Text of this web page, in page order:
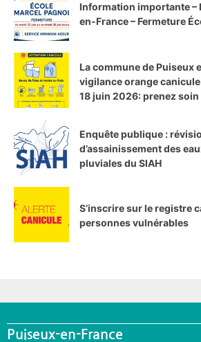
Information importante –
en-France – Fermeture
La commune de Puiseux
vigilance orange
18 juin 2026: prenez soin
Enquête publique :
d’assainissement des
pluviales du SIAH
S’inscrire sur le registre
personnes vulnérables
Puiseux-en-France